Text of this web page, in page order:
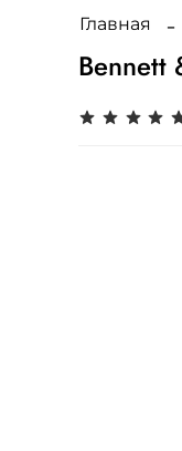
Главная
Bennett